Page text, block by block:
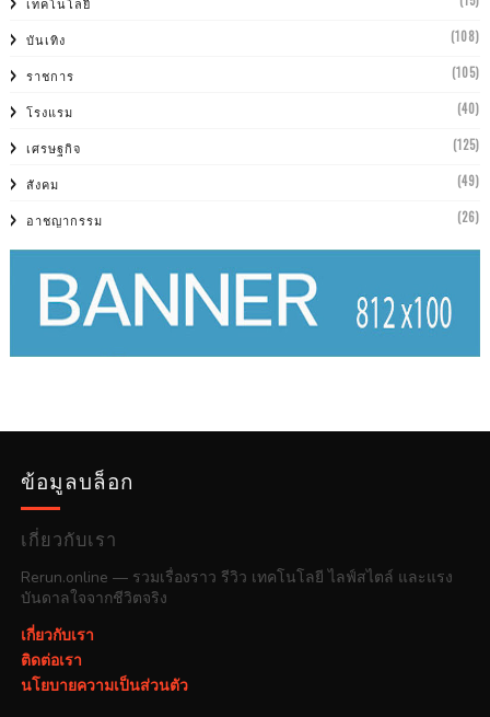
บันเทิง (108)
ราชการ (105)
โรงแรม (40)
เศรษฐกิจ (125)
สังคม (49)
อาชญากรรม (26)
ข้อมูลบล็อก
เกี่ยวกับเรา
Rerun.online — รวมเรื่องราว รีวิว เทคโนโลยี ไลฟ์สไตล์ และแรง
บันดาลใจจากชีวิตจริง
เกี่ยวกับเรา
ติดต่อเรา
นโยบายความเป็นส่วนตัว